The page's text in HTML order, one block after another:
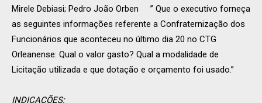
Mirele Debiasi; Pedro João Orben ” Que o executivo forneça
as seguintes informações referente a Confraternização dos
Funcionários que aconteceu no último dia 20 no CTG
Orleanense: Qual o valor gasto? Qual a modalidade de
Licitação utilizada e que dotação e orçamento foi usado.”
INDICAÇÕES: